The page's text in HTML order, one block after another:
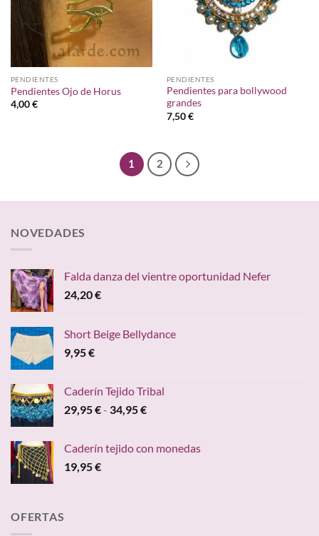
PENDIENTES
Pendientes Ojo de Horus
4,00€
PENDIENTES
Pendientes para bollywood
grandes
7,50€
1 2
NOVEDADES
Falda danza del vientre oportunidad Nefer
24,20€
Short Beige Bellydance
9,95€
Caderín Tejido Tribal
29,95€- 34,95€Rango
desde
Caderín tejido con monedas
19,95€
OFERTAS